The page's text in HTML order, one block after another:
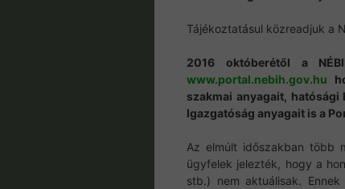
Tájékoztatásul közreadjuk a
2016 októberétől a
www.portal.nebih.gov.hu
szakmai anyagait,
Igazgatóság anyagait is a
Az elmúlt időszakban több
ügyfelek jelezték, hogy a
stb.) nem aktuálisak.